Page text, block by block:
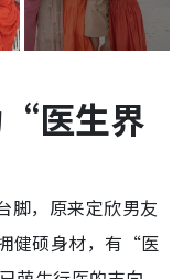
“医生界
脚，原来定欣男友
健硕身材，有“医